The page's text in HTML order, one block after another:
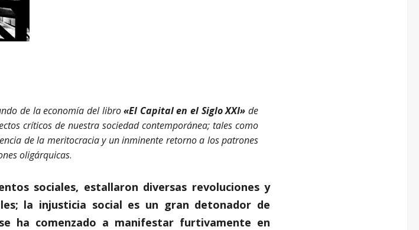
de la economía del libro«El Capital en el Siglo XXI» de
críticos de nuestra sociedad contemporánea; tales como
de la meritocracia y un inminente retorno a los patrones
oligárquicas.
sociales, estallaron diversas revoluciones y
la injusticia social es un gran detonador de
ha comenzado a manifestar furtivamente en